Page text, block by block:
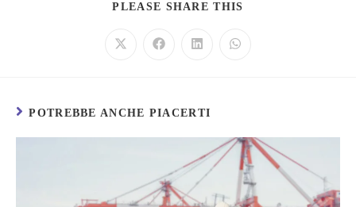
PLEASE SHARE THIS
POTREBBE ANCHE PIACERTI